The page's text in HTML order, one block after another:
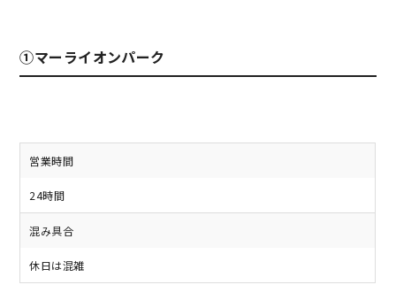
①マーライオンパーク
営業時間
24時間
混み具合
休日は混雑